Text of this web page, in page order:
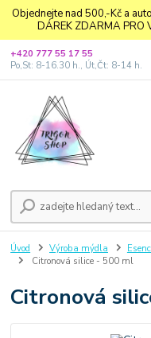
Objednejte nad 500,-Kč a
DÁREK ZDARMA PRO
+420 777 55 17 55
Po,St: 8-16.30 h., Út,Čt: 8-14 h.
Úvod Výroba mýdla
Citronová silice - 500 ml
Citronová